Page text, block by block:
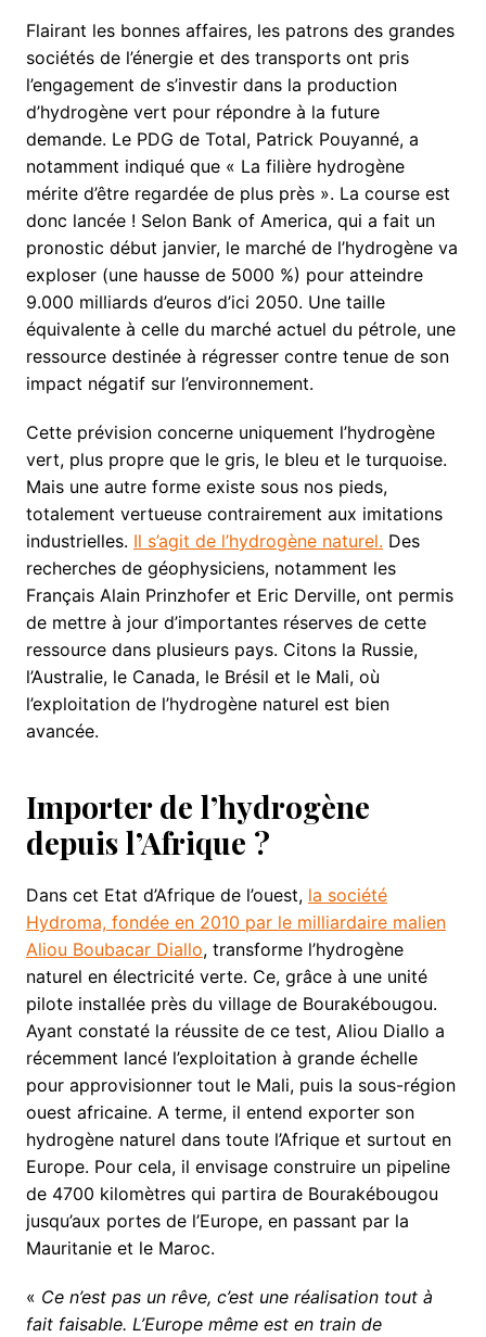
Flairant les bonnes affaires, les patrons des grandes
sociétés de l’énergie et des transports ont pris
l’engagement de s’investir dans la production
d’hydrogène vert pour répondre à la future
demande. Le PDG de Total, Patrick Pouyanné, a
notamment indiqué que « La filière hydrogène
mérite d’être regardée de plus près ». La course est
donc lancée ! Selon Bank of America, qui a fait un
pronostic début janvier, le marché de l’hydrogène va
exploser (une hausse de 5000 %) pour atteindre
9.000 milliards d’euros d’ici 2050. Une taille
équivalente à celle du marché actuel du pétrole, une
ressource destinée à régresser contre tenue de son
impact négatif sur l’environnement.
Cette prévision concerne uniquement l’hydrogène
vert, plus propre que le gris, le bleu et le turquoise.
Mais une autre forme existe sous nos pieds,
totalement vertueuse contrairement aux imitations
industrielles. Il s’agit de l’hydrogène naturel. Des
recherches de géophysiciens, notamment les
Français Alain Prinzhofer et Eric Derville, ont permis
de mettre à jour d’importantes réserves de cette
ressource dans plusieurs pays. Citons la Russie,
l’Australie, le Canada, le Brésil et le Mali, où
l’exploitation de l’hydrogène naturel est bien
avancée.
Importer de l’hydrogène
depuis l’Afrique ?
Dans cet Etat d’Afrique de l’ouest, la société
Hydroma, fondée en 2010 par le milliardaire malien
Aliou Boubacar Diallo, transforme l’hydrogène
naturel en électricité verte. Ce, grâce à une unité
pilote installée près du village de Bourakébougou.
Ayant constaté la réussite de ce test, Aliou Diallo a
récemment lancé l’exploitation à grande échelle
pour approvisionner tout le Mali, puis la sous-région
ouest africaine. A terme, il entend exporter son
hydrogène naturel dans toute l’Afrique et surtout en
Europe. Pour cela, il envisage construire un pipeline
de 4700 kilomètres qui partira de Bourakébougou
jusqu’aux portes de l’Europe, en passant par la
Mauritanie et le Maroc.
« Ce n’est pas un rêve, c’est une réalisation tout à
fait faisable. L’Europe même est en train de